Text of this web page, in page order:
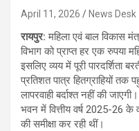
April 11, 2026 News Desk
रायपुर:महिला एवं बाल विकास
विभाग को प्राप्त हर एक रुपया
इसलिए व्यय में पूरी पारदर्शिता
प्रतिशत पात्र हितग्राहियों तक
लापरवाही बर्दाश्त नहीं की
भवन में वित्तीय वर्ष 2025-26 के
की समीक्षा कर रही थीं।